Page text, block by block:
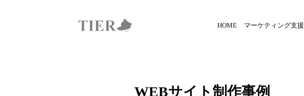
HOME マーケティング支援
WEBサイト制作事例